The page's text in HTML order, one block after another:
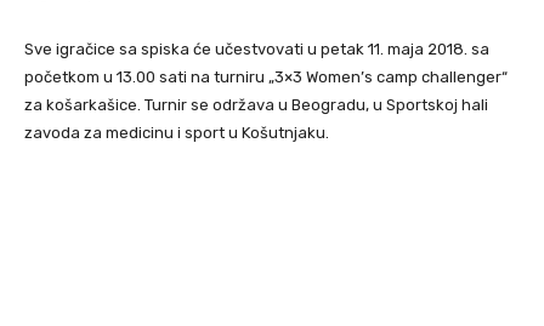
Sve igračice sa spiska će učestvovati u petak 11. maja 2018. sa
početkom u 13.00 sati na turniru „3×3 Women’s camp challenger“
za košarkašice. Turnir se održava u Beogradu, u Sportskoj hali
zavoda za medicinu i sport u Košutnjaku.